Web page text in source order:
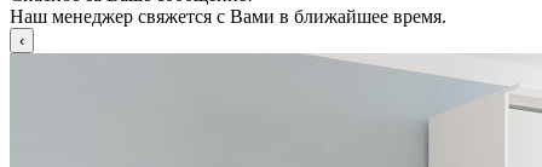
Наш менеджер свяжется с Вами в ближайшее время.